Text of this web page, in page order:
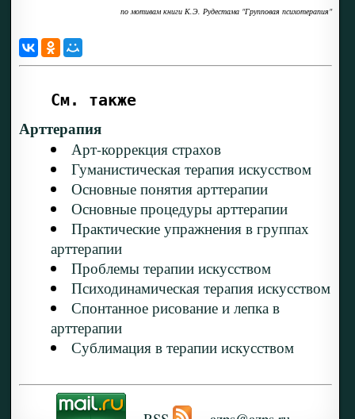
по мотивам книги К.Э. Рудестама "Групповая психотерапия"
См. также
Арттерапия
Арт-коррекция страхов
Гуманистическая терапия искусством
Основные понятия арттерапии
Основные процедуры арттерапии
Практические упражнения в группах
арттерапии
Проблемы терапии искусством
Психодинамическая терапия искусством
Спонтанное рисование и лепка в
арттерапии
Сублимация в терапии искусством